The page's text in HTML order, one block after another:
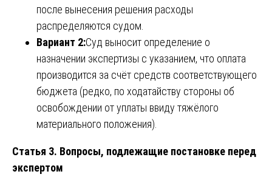
после вынесения решения расходы
распределяются судом.
Вариант 2:Суд выносит определение о
назначении экспертизы с указанием, что оплата
производится за счёт средств соответствующего
бюджета (редко, по ходатайству стороны об
освобождении от уплаты ввиду тяжёлого
материального положения).
Статья 3. Вопросы, подлежащие постановке перед
экспертом